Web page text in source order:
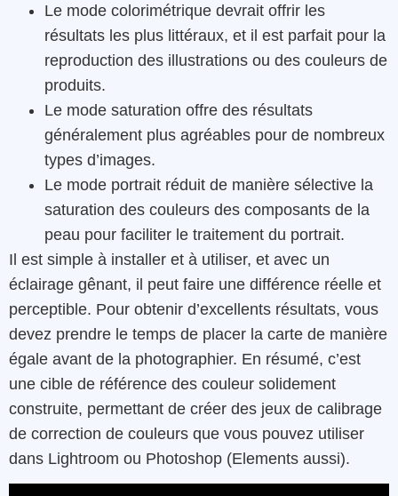
Le mode colorimétrique devrait offrir les
résultats les plus littéraux, et il est parfait pour la
reproduction des illustrations ou des couleurs de
produits.
Le mode saturation offre des résultats
généralement plus agréables pour de nombreux
types d’images.
Le mode portrait réduit de manière sélective la
saturation des couleurs des composants de la
peau pour faciliter le traitement du portrait.
Il est simple à installer et à utiliser, et avec un
éclairage gênant, il peut faire une différence réelle et
perceptible. Pour obtenir d’excellents résultats, vous
devez prendre le temps de placer la carte de manière
égale avant de la photographier. En résumé, c’est
une cible de référence des couleur solidement
construite, permettant de créer des jeux de calibrage
de correction de couleurs que vous pouvez utiliser
dans Lightroom ou Photoshop (Elements aussi).